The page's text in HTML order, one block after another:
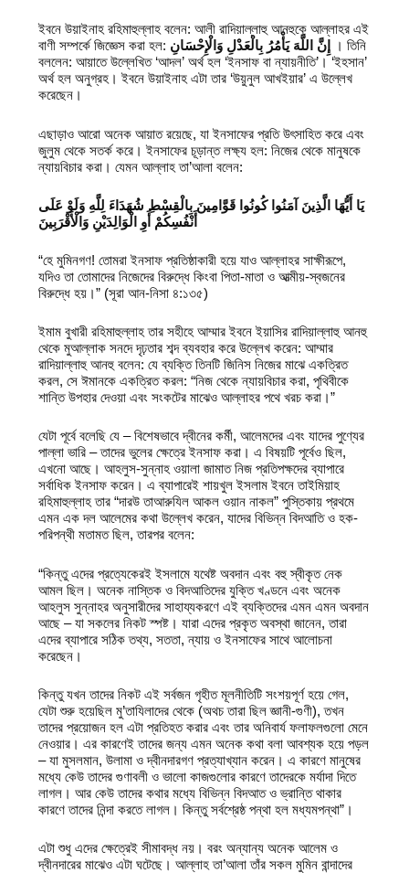
ইবনে উয়াইনাহ রহিমাহুল্লাহ বলেন: আলী রাদিয়াল্লাহু আনহুকে আল্লাহর এই
বাণী সম্পর্কে জিজ্ঞেস করা হল: إِنَّ اللَّهَ يَأْمُرُ بِالْعَدْلِ وَالْإِحْسَانِ
। তিনি
বললেন: আয়াতে উল্লেখিত ‘আদল’ অর্থ হল ‘ইনসাফ বা ন্যায়নীতি’। ‘ইহসান’
অর্থ হল অনুগ্রহ। ইবনে উয়াইনাহ এটা তার ‘উয়ুনুল আখইয়ার’ এ উল্লেখ
করেছেন।
এছাড়াও আরো অনেক আয়াত রয়েছে, যা ইনসাফের প্রতি উৎসাহিত করে এবং
জুলুম থেকে সতর্ক করে। ইনসাফের চূড়ান্ত লক্ষ্য হল: নিজের থেকে মানুষকে
ন্যায়বিচার করা। যেমন আল্লাহ তা’আলা বলেন:
يَا أَيُّهَا الَّذِينَ آمَنُوا كُونُوا قَوَّامِينَ بِالْقِسْطِ شُهَدَاءَ لِلَّهِ وَلَوْ عَلَى
أَنْفُسِكُمْ أَوِ الْوَالِدَيْنِ وَالْأَقْرَبِينَ
“হে মুমিনগণ! তোমরা ইনসাফ প্রতিষ্ঠাকারী হয়ে যাও আল্লাহর সাক্ষীরূপে,
যদিও তা তোমাদের নিজেদের বিরুদ্ধে কিংবা পিতা-মাতা ও আত্মীয়-স্বজনের
বিরুদ্ধে হয়।” (সূরা আন-নিসা ৪:১৩৫)
ইমাম বুখারী রহিমাহুল্লাহ তার সহীহে আম্মার ইবনে ইয়াসির রাদিয়াল্লাহু আনহু
থেকে মুআল্লাক সনদে দৃঢ়তার শব্দ ব্যবহার করে উল্লেখ করেন: আম্মার
রাদিয়াল্লাহু আনহু বলেন: যে ব্যক্তি তিনটি জিনিস নিজের মাঝে একত্রিত
করল, সে ঈমানকে একত্রিত করল: “নিজ থেকে ন্যায়বিচার করা, পৃথিবীকে
শান্তি উপহার দেওয়া এবং সংকটের মাঝেও আল্লাহর পথে খরচ করা।”
যেটা পূর্বে বলেছি যে – বিশেষভাবে দ্বীনের কর্মী, আলেমদের এবং যাদের পুণ্যের
পাল্লা ভারি – তাদের ভুলের ক্ষেত্রে ইনসাফ করা। এ বিষয়টি পূর্বেও ছিল,
এখনো আছে। আহলুস-সুন্নাহ ওয়ালা জামাত নিজ প্রতিপক্ষদের ব্যাপারে
সর্বাধিক ইনসাফ করেন। এ ব্যাপারেই শায়খুল ইসলাম ইবনে তাইমিয়াহ
রহিমাহুল্লাহ তার “দারউ তাআরুযিল আকল ওয়ান নাকল” পুস্তিকায় প্রথমে
এমন এক দল আলেমের কথা উল্লেখ করেন, যাদের বিভিন্ন বিদআতি ও হক-
পরিপন্থী মতামত ছিল, তারপর বলেন:
“কিন্তু এদের প্রত্যেকেরই ইসলামে যথেষ্ট অবদান এবং বহু স্বীকৃত নেক
আমল ছিল। অনেক নাস্তিক ও বিদআতিদের যুক্তি খণ্ডনে এবং অনেক
আহলুস সুন্নাহর অনুসারীদের সাহায্যকরণে এই ব্যক্তিদের এমন এমন অবদান
আছে – যা সকলের নিকট স্পষ্ট। যারা এদের প্রকৃত অবস্থা জানেন, তারা
এদের ব্যাপারে সঠিক তথ্য, সততা, ন্যায় ও ইনসাফের সাথে আলোচনা
করেছেন।
কিন্তু যখন তাদের নিকট এই সর্বজন গৃহীত মূলনীতিটি সংশয়পূর্ণ হয়ে গেল,
যেটা শুরু হয়েছিল মু’তাযিলাদের থেকে (অথচ তারা ছিল জ্ঞানী-গুণী), তখন
তাদের প্রয়োজন হল এটা প্রতিহত করার এবং তার অনিবার্য ফলাফলগুলো মেনে
নেওয়ার। এর কারণেই তাদের জন্য এমন অনেক কথা বলা আবশ্যক হয়ে পড়ল
– যা মুসলমান, উলামা ও দ্বীনদারগণ প্রত্যাখ্যান করেন। এ কারণে মানুষের
মধ্যে কেউ তাদের গুণাবলী ও ভালো কাজগুলোর কারণে তাদেরকে মর্যাদা দিতে
লাগল। আর কেউ তাদের কথার মধ্যে বিভিন্ন বিদআত ও ভ্রান্তি থাকার
কারণে তাদের নিন্দা করতে লাগল। কিন্তু সর্বশ্রেষ্ঠ পন্থা হল মধ্যমপন্থা”।
এটা শুধু এদের ক্ষেত্রেই সীমাবদ্ধ নয়। বরং অন্যান্য অনেক আলেম ও
দ্বীনদারের মাঝেও এটা ঘটেছে। আল্লাহ তা’আলা তাঁর সকল মুমিন বান্দাদের